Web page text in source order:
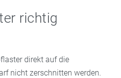
richtig
direkt auf die
nicht zerschnitten werden.